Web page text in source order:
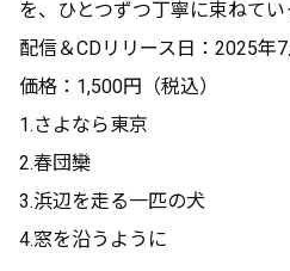
を、ひとつずつ丁寧に束ねてい
配信＆CDリリース日：2025年7
価格：1,500円（税込）
1.さよなら東京
2.春団欒
3.浜辺を走る一匹の犬
4.窓を沿うように